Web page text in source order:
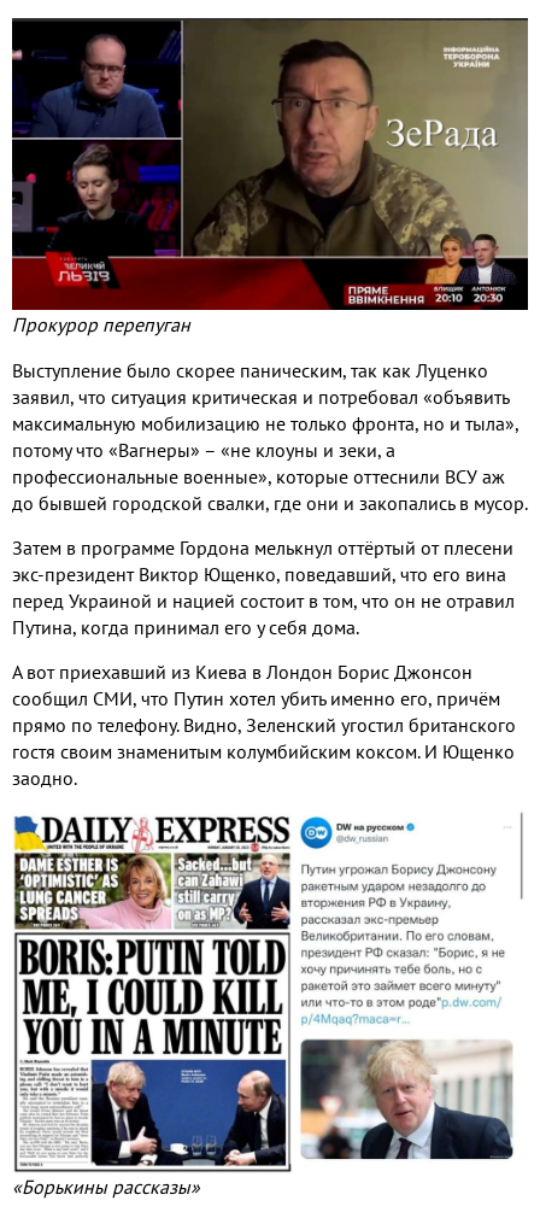
Прокурор перепуган
Выступление было скорее паническим, так как Луценко
заявил, что ситуация критическая и потребовал «объявить
максимальную мобилизацию не только фронта, но и тыла»,
потому что «Вагнеры» – «не клоуны и зеки, а
профессиональные военные», которые оттеснили ВСУ аж
до бывшей городской свалки, где они и закопались в мусор.
Затем в программе Гордона мелькнул оттёртый от плесени
экс-президент Виктор Ющенко, поведавший, что его вина
перед Украиной и нацией состоит в том, что он не отравил
Путина, когда принимал его у себя дома.
А вот приехавший из Киева в Лондон Борис Джонсон
сообщил СМИ, что Путин хотел убить именно его, причём
прямо по телефону. Видно, Зеленский угостил британского
гостя своим знаменитым колумбийским коксом. И Ющенко
заодно.
«Борькины рассказы»